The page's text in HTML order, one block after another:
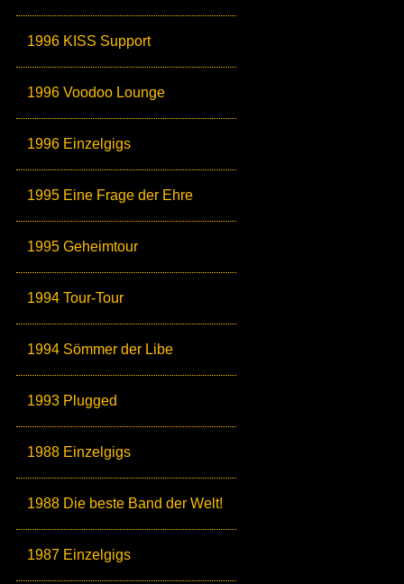
1996 KISS Support
1996 Voodoo Lounge
1996 Einzelgigs
1995 Eine Frage der Ehre
1995 Geheimtour
1994 Tour-Tour
1994 Sömmer der Libe
1993 Plugged
1988 Einzelgigs
1988 Die beste Band der Welt!
1987 Einzelgigs